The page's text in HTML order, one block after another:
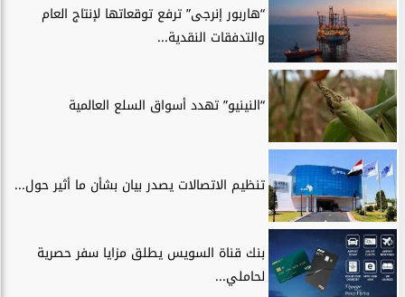
“هاربور إنرجى” ترفع توقعاتها لإنتاج العام
والتدفقات النقدية...
“النينيو” تهدد أسواق السلع العالمية
تنظيم الاتصالات يصدر بيان بشأن ما أثير حول...
بنك قناة السويس يطلق مزايا سفر حصرية
لحاملي...